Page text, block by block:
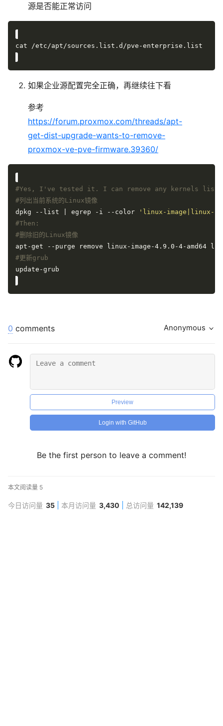
源是否能正常访问
如果企业源配置完全正确，再继续往下看
参考
https://forum.proxmox.com/threads/apt-
get-dist-upgrade-wants-to-remove-
proxmox-ve-pve-firmware.39360/
#Yes, I've tested it. I can remove any kernels
#列出当前系统的Linux镜像
dpkg --list | egrep -i --color
'linux-image|linux-
#Then:
#删除旧的Linux镜像
#更新grub
0 comments Anonymous
Preview
Login with GitHub
Be the first person to leave a comment!
本文阅读量 5
今日访问量 35 本月访问量 3,430 总访问量 142,139